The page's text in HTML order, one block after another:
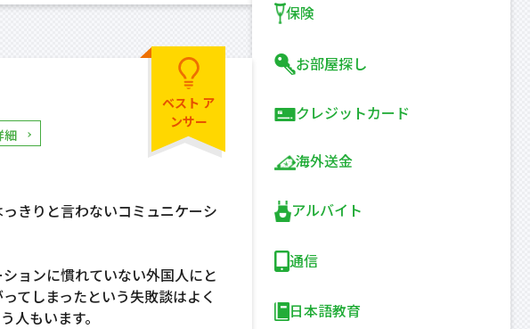
ベスト ア
ンサー
細
きりと言わないコミュニケーシ
ョンに慣れていない外国人にと
てしまったという失敗談はよく
人もいます。
保険
お部屋探し
クレジットカード
海外送金
アルバイト
通信
日本語教育